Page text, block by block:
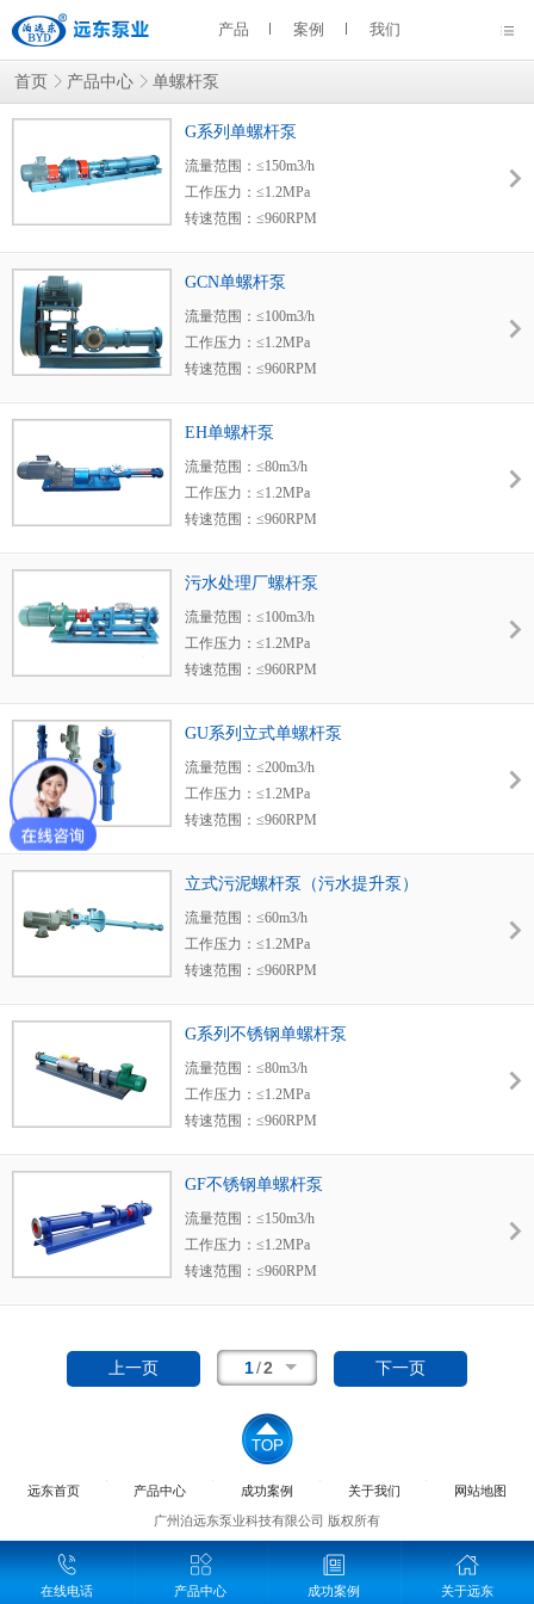
产品 案例 我们
首页 产品中心 单螺杆泵
G系列单螺杆泵
流量范围：≤150m3/h
工作压力：≤1.2MPa
转速范围：≤960RPM
粘度范围：1-1000000mm2/s
适用范围：石油、化工、食物、纺织、造纸、
造船、建筑、核工业、冶金与矿工。
GCN单螺杆泵
流量范围：≤100m3/h
工作压力：≤1.2MPa
转速范围：≤960RPM
粘度范围：1-1000000cst
适用范围：石油、化工、食物、纺织、造纸、
造船、建筑、核工业、冶金与矿工。
EH单螺杆泵
流量范围：≤80m3/h
工作压力：≤1.2MPa
转速范围：≤960RPM
粘度范围：1-1000000cst
适用范围：石油、化工、食物、纺织、造纸、
造船、建筑、核工业、冶金与矿工。
污水处理厂螺杆泵
流量范围：≤100m3/h
工作压力：≤1.2MPa
转速范围：≤960RPM
粘度范围：1-1000000cst
适用范围：石油、化工、食物、纺织、造纸、
造船、建筑、核工业、冶金与矿工。
GU系列立式单螺杆泵
流量范围：≤200m3/h
工作压力：≤1.2MPa
转速范围：≤960RPM
粘度范围：1-1000000cst
适用范围：污水处理、污泥、污油、纺织、造
纸、造船、建筑、核工业、冶金与矿工。
立式污泥螺杆泵（污水提升泵）
流量范围：≤60m3/h
工作压力：≤1.2MPa
转速范围：≤960RPM
粘度范围：1-1000000cst
适用范围：污水处理、污泥、污油、纺织、造
纸、造船、建筑、核工业、冶金与矿工。
G系列不锈钢单螺杆泵
流量范围：≤80m3/h
工作压力：≤1.2MPa
转速范围：≤960RPM
粘度范围：1-1000000cst
适用范围：石油、化工、食物、纺织、造纸、
造船、建筑、核工业、冶金与矿工。
GF不锈钢单螺杆泵
流量范围：≤150m3/h
工作压力：≤1.2MPa
转速范围：≤960RPM
密封形式：机械密封 填料密封 带水冷却密封
适用范围：石油、化工、食物、纺织、造纸、
上一页 1/2 下一页
远东首页 产品中心 成功案例 关于我们 网站地图
广州泊远东泵业科技有限公司 版权所有
在线电话 产品中心 成功案例 关于远东